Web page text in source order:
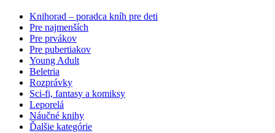
Knihorad – poradca kníh pre deti
Pre najmenších
Pre prvákov
Pre pubertiakov
Young Adult
Beletria
Rozprávky
Sci-fi, fantasy a komiksy
Leporelá
Náučné knihy
Ďalšie kategórie